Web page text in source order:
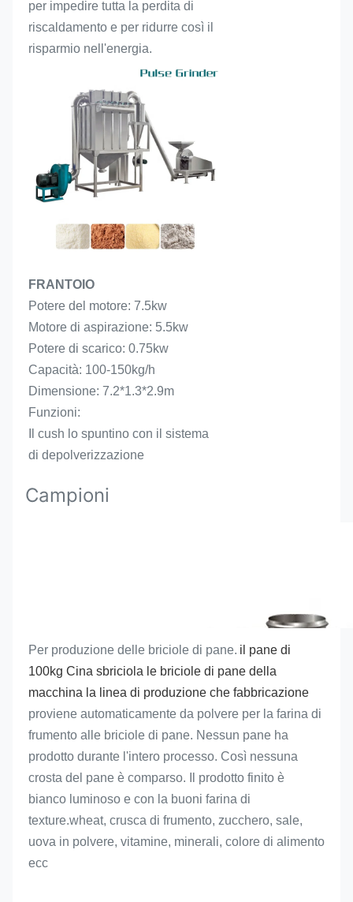
per impedire tutta la perdita di
riscaldamento e per ridurre così il
risparmio nell'energia.
FRANTOIO
Potere del motore: 7.5kw
Motore di aspirazione: 5.5kw
Potere di scarico: 0.75kw
Capacità: 100-150kg/h
Dimensione: 7.2*1.3*2.9m
Funzioni:
Il cush lo spuntino con il sistema
di depolverizzazione
Campioni
Per produzione delle briciole di pane. il pane di
100kg Cina sbriciola le briciole di pane della
macchina la linea di produzione che fabbricazione
proviene automaticamente da polvere per la farina di
frumento alle briciole di pane. Nessun pane ha
prodotto durante l'intero processo. Così nessuna
crosta del pane è comparso. Il prodotto finito è
bianco luminoso e con la buoni
texture.wheat, crusca di frumento, zucchero, sale,
uova in polvere, vitamine, minerali, colore di alimento
ecc